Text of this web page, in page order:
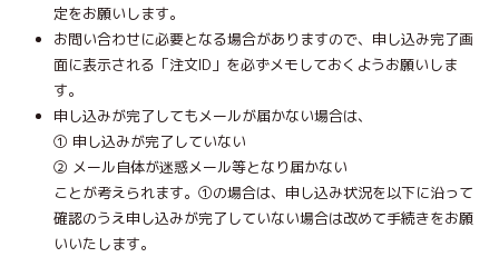
定をお願いします。
お問い合わせに必要となる場合がありますので、申し込み完了画
面に表示される「注文ID」を必ずメモしておくようお願いしま
す。
申し込みが完了してもメールが届かない場合は、
① 申し込みが完了していない
② メール自体が迷惑メール等となり届かない
ことが考えられます。①の場合は、申し込み状況を以下に沿って
確認のうえ申し込みが完了していない場合は改めて手続きをお願
いいたします。